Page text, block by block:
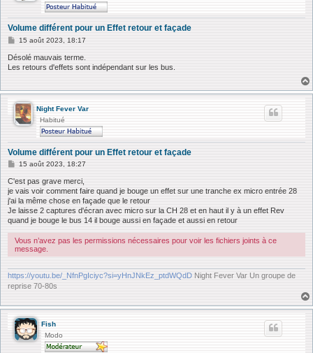
Volume différent pour un Effet retour et façade
M
s
s
e
15 août 2023, 18:17
Désolé mauvais terme.
Les retours d'effets sont indépendant sur les bus.
Night Fever Var
Habitué
Volume différent pour un Effet retour et façade
M
s
s
a
g
e
15 août 2023, 18:27
C'est pas grave merci,
je vais voir comment faire quand je bouge un effet sur une tranche ex micro entrée 28
j'ai la même chose en façade que le retour
Je laisse 2 captures d'écran avec micro sur la CH 28 et en haut il y à un effet Rev
quand je bouge le bus 14 il bouge aussi en façade et aussi en retour
Vous n’avez pas les permissions nécessaires pour voir les fichiers joints à ce
message.
https://youtu.be/_NfnPgIciyc?si=yHnJNkEz_ptdWQdD Night Fever Var Un groupe de
reprise 70-80s
Fish
Modo